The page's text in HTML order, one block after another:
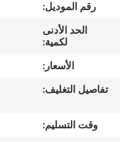
المعمل
مراقبة
الجودة
اتصل
رقم الموديل:
الحد الأدنى
لكمية:
الأسعار:
تفاصيل التغليف:
وقت التسليم: